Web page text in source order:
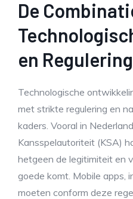
De
en Regulering
Technologische
met strikte regulering en
kaders. Vooral in
Kansspelautoriteit (KSA)
hetgeen de legitimiteit en
goede komt. Mobile apps,
moeten conform deze